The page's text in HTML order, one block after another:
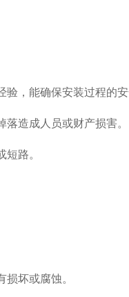
，能确保安装过程的安
造成人员或财产损害。
路。
坏或腐蚀。